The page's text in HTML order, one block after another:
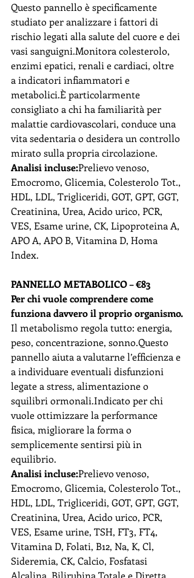
Questo pannello è specificamente
studiato per analizzare i fattori di
rischio legati alla salute del cuore e dei
vasi sanguigni.Monitora colesterolo,
enzimi epatici, renali e cardiaci, oltre
a indicatori infiammatori e
metabolici.È particolarmente
consigliato a chi ha familiarità per
malattie cardiovascolari, conduce una
vita sedentaria o desidera un controllo
mirato sulla propria circolazione.
Analisi incluse:Prelievo venoso,
Emocromo, Glicemia, Colesterolo Tot.,
HDL, LDL, Trigliceridi, GOT, GPT, GGT,
Creatinina, Urea, Acido urico, PCR,
VES, Esame urine, CK, Lipoproteina A,
APO A, APO B, Vitamina D, Homa
Index.
PANNELLO METABOLICO – €83
Per chi vuole comprendere come
funziona davvero il proprio organismo.
Il metabolismo regola tutto: energia,
peso, concentrazione, sonno.Questo
pannello aiuta a valutarne l’efficienza e
a individuare eventuali disfunzioni
legate a stress, alimentazione o
squilibri ormonali.Indicato per chi
vuole ottimizzare la performance
fisica, migliorare la forma o
semplicemente sentirsi più in
equilibrio.
Analisi incluse:Prelievo venoso,
Emocromo, Glicemia, Colesterolo Tot.,
HDL, LDL, Trigliceridi, GOT, GPT, GGT,
Creatinina, Urea, Acido urico, PCR,
VES, Esame urine, TSH, FT3, FT4,
Vitamina D, Folati, B12, Na, K, Cl,
Sideremia, CK, Calcio, Fosfatasi
Alcalina, Bilirubina Totale e Diretta.